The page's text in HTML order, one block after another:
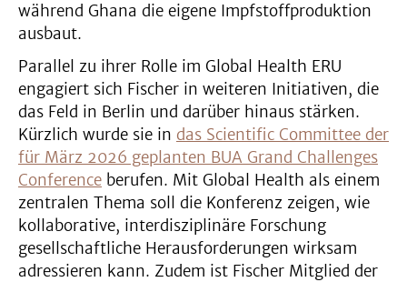
während Ghana die eigene Impfstoffproduktion
ausbaut.
Parallel zu ihrer Rolle im Global Health ERU
engagiert sich Fischer in weiteren Initiativen, die
das Feld in Berlin und darüber hinaus stärken.
Kürzlich wurde sie in das Scientific Committee der
für März 2026 geplanten BUA Grand Challenges
Conference berufen. Mit Global Health als einem
zentralen Thema soll die Konferenz zeigen, wie
kollaborative, interdisziplinäre Forschung
gesellschaftliche Herausforderungen wirksam
adressieren kann. Zudem ist Fischer Mitglied der